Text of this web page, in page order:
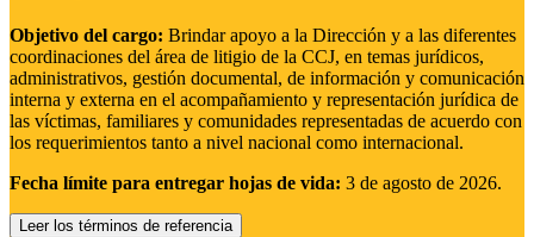
Objetivo del cargo: Brindar apoyo a la Dirección y a las diferentes
coordinaciones del área de litigio de la CCJ, en temas jurídicos,
administrativos, gestión documental, de información y comunicación
interna y externa en el acompañamiento y representación jurídica de
las víctimas, familiares y comunidades representadas de acuerdo con
los requerimientos tanto a nivel nacional como internacional.
Fecha límite para entregar hojas de vida: 3 de agosto de 2026.
Leer los términos de referencia